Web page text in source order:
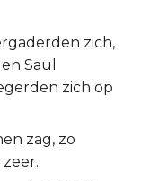
zich,
Saul
zich op
zag, zo